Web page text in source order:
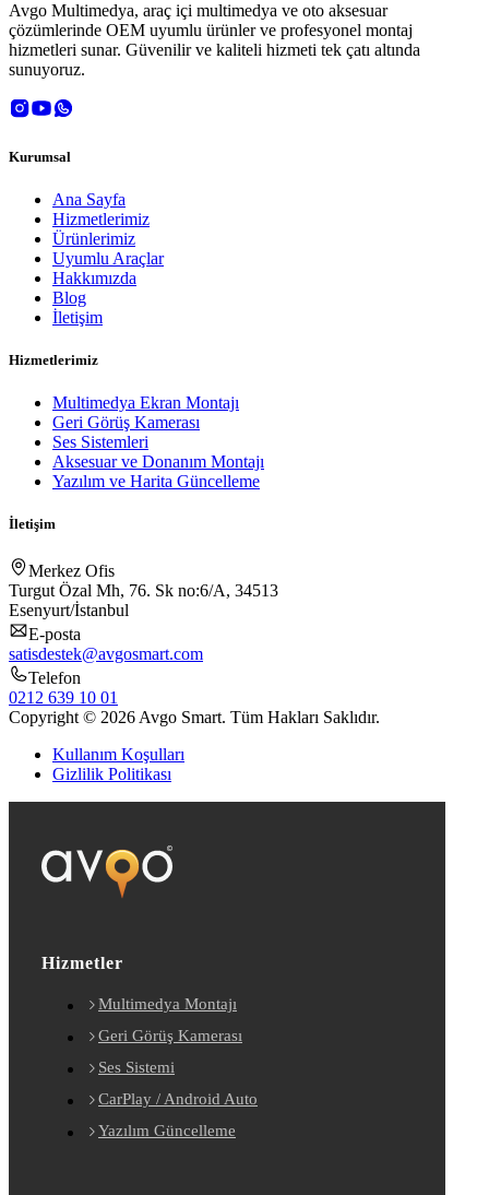
Avgo Multimedya, araç içi multimedya ve oto aksesuar
çözümlerinde OEM uyumlu ürünler ve profesyonel montaj
hizmetleri sunar. Güvenilir ve kaliteli hizmeti tek çatı altında
sunuyoruz.
Kurumsal
Ana Sayfa
Hizmetlerimiz
Ürünlerimiz
Uyumlu Araçlar
Hakkımızda
Blog
İletişim
Hizmetlerimiz
Multimedya Ekran Montajı
Geri Görüş Kamerası
Ses Sistemleri
Aksesuar ve Donanım Montajı
Yazılım ve Harita Güncelleme
İletişim
Merkez Ofis
Turgut Özal Mh, 76. Sk no:6/A, 34513
Esenyurt/İstanbul
E-posta
satisdestek@avgosmart.com
Telefon
0212 639 10 01
Copyright © 2026 Avgo Smart. Tüm Hakları Saklıdır.
Kullanım Koşulları
Gizlilik Politikası
Hizmetler
Multimedya Montajı
Geri Görüş Kamerası
Ses Sistemi
CarPlay / Android Auto
Yazılım Güncelleme